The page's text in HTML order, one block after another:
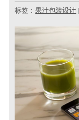
标签：果汁包装设计